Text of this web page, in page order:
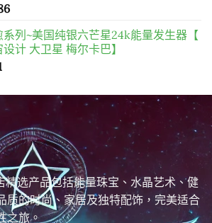
系列~美国纯银六芒星24k能量发生器【
计 大卫星 梅尔卡巴】
精选产品包括能量珠宝、水晶艺术、健
质的时尚、家居及独特配饰，完美适合
之旅。